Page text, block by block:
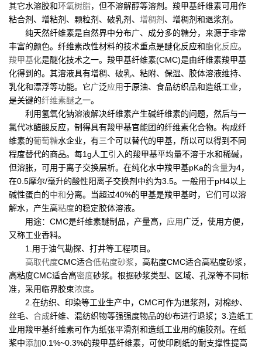
其它水溶胶和环氧树脂，但不溶解醇等溶剂。羧甲基纤维素可用作
粘合剂、增粘剂、颗粒剂、破乳剂、 增稠剂 、增稠剂和退浆剂。
纯天然纤维素是自然界中分布广、成分多的糖分，来源于非常
丰富的颜色。纤维素改性材料的技术重点是醚化反应和酯化反应。
羧甲基化是醚化技术之一。羧甲基纤维素(CMC)是由纤维素羧甲基
化得到的。其溶液具有增稠、破乳、粘附、保湿、胶体溶液维持、
乳化和漂浮等功能。它广泛应用于原油、食品纺织品和造纸工业，
是关键的纤维素醚之一。
利用氢氧化钠溶液解决纤维素产生碱纤维素的问题，然后与一
氯代冰醋酸反应，制得具有羧甲基官能团的纤维素化合物。构成纤
维素的葡萄糖水企业，有三个可以替代的甲基，所以可以得到不同
程度替代的商品。每1g人工引入的羧甲基平均量不溶于水和稀碱，
但溶胀，可用于离子交换层析。在纯化水中羧甲基pKa的含量为4，
在0.5摩尔/毫升的酸性阳离子交换剂中约为3.5。一般用于pH4以上
碱性蛋白的中和分离。当超过40%的甲基是羧甲基时，它们可以溶
解水，产生高粘度的稳定胶体溶液。
用途：CMC是纤维素醚制品，产量高， 应用广泛，使用方便，
又称工业香料。
1.用于油气勘探、打井等工程项目。
高取代度CMC适合低粘度砂浆，高粘度CMC适合高粘度砂浆，
高粘度CMC适合高密度砂浆。根据砂浆类型、区域、孔深等不同标
准，采用临界胶束浓度。
2.在纺织、印染等工业生产中，CMC可作为退浆剂，对棉纱、
丝毛、 合成纤维、混纺织物等强强度物品的纱布进行退浆；3.造纸工
业用羧甲基纤维素可作为纸张平滑剂和造纸工业用的施胶剂。在纸
桨中添加0.1%~0.3%的羧甲基纤维素，可使印刷纸的耐支撑性提高